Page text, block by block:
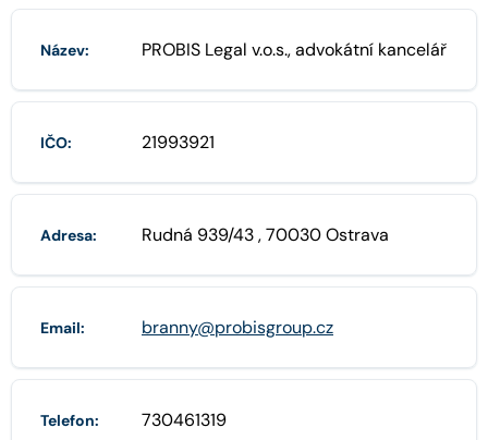
Název: PROBIS Legal v.o.s., advokátní kancelář
IČO: 21993921
Adresa: Rudná 939/43 , 70030 Ostrava
Email: branny@probisgroup.cz
Telefon: 730461319